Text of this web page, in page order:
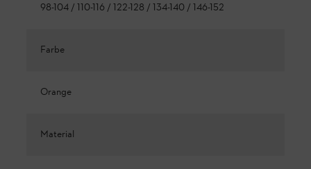
98-104 / 110-116 / 122-128 / 134-140 / 146-152
Farbe
Orange
Material